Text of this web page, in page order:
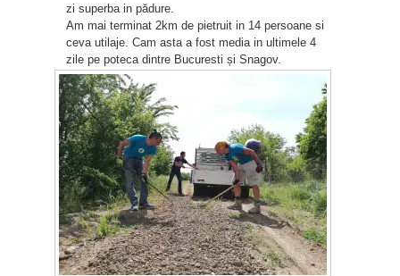
zi superba in pădure.
Am mai terminat 2km de pietruit in 14 persoane si
ceva utilaje. Cam asta a fost media in ultimele 4
zile pe poteca dintre Bucuresti și Snagov.